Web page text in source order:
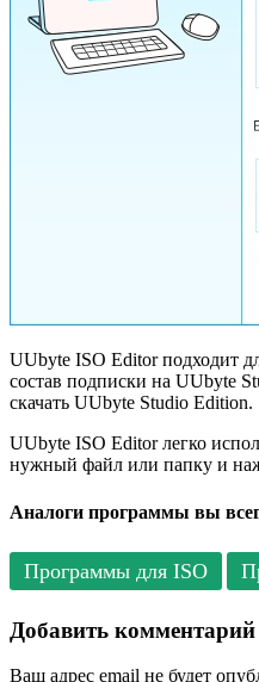
UUbyte ISO Editor подходит
состав подписки на UUbyte
скачать UUbyte Studio Edition.
UUbyte ISO Editor легко
нужный файл или папку и
Аналоги программы вы
Программы для ISO
Добавить комментарий
Ваш адрес email не будет